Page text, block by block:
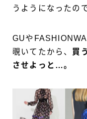
うようになったの
GUや
覗いてたから、 買
させよっと…。